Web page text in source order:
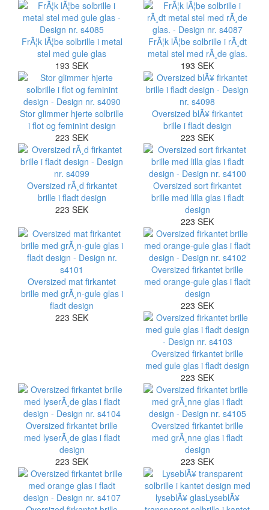
FrÃ¦k lÃ¦be solbrille i metal
stel med gule glas
193 SEK
FrÃ¦k lÃ¦be solbrille i rÃ¸dt
metal stel med rÃ¸de glas.
193 SEK
Stor glimmer hjerte solbrille
i flot og feminint design
223 SEK
Oversized blÃ¥ firkantet
brille i fladt design
223 SEK
Oversized rÃ¸d firkantet
brille i fladt design
223 SEK
Oversized sort firkantet
brille med lilla glas i fladt
design
223 SEK
Oversized mat firkantet
brille med grÃ¸n-gule glas i
fladt design
223 SEK
Oversized firkantet brille
med orange-gule glas i fladt
design
223 SEK
Oversized firkantet brille
med gule glas i fladt design
223 SEK
Oversized firkantet brille
med lyserÃ¸de glas i fladt
design
223 SEK
Oversized firkantet brille
med grÃ¸nne glas i fladt
design
223 SEK